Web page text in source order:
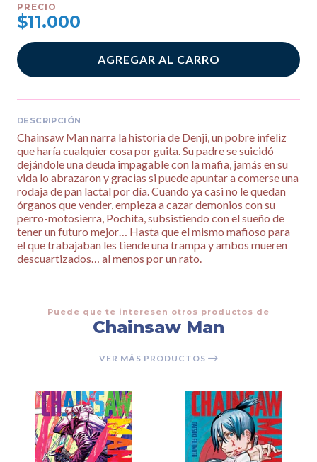
PRECIO
$11.000
AGREGAR AL CARRO
DESCRIPCIÓN
Chainsaw Man narra la historia de Denji, un pobre infeliz
que haría cualquier cosa por guita. Su padre se suicidó
dejándole una deuda impagable con la mafia, jamás en su
vida lo abrazaron y gracias si puede apuntar a comerse una
rodaja de pan lactal por día. Cuando ya casi no le quedan
órganos que vender, empieza a cazar demonios con su
perro-motosierra, Pochita, subsistiendo con el sueño de
tener un futuro mejor… Hasta que el mismo mafioso para
el que trabajaban les tiende una trampa y ambos mueren
descuartizados… al menos por un rato.
Puede que te interesen otros productos de
Chainsaw Man
VER MÁS PRODUCTOS